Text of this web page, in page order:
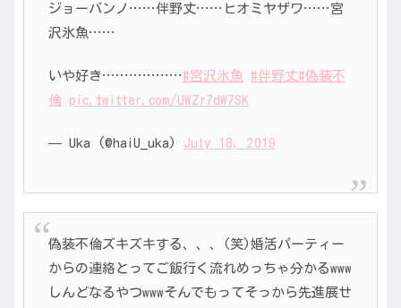
ジョーバンノ……伴野丈……ヒオミヤザワ……宮
沢氷魚……
いや好き………………#宮沢氷魚 #伴野丈#偽装不
倫 pic.twitter.com/UWZr7dW7SK
— Uka (@haiU_uka) July 18, 2019
偽装不倫ズキズキする、、、(笑)婚活パーティー
からの連絡とってご飯行く流れめっちゃ分かるwww
しんどなるやつwwwそんでもってそっから先進展せ